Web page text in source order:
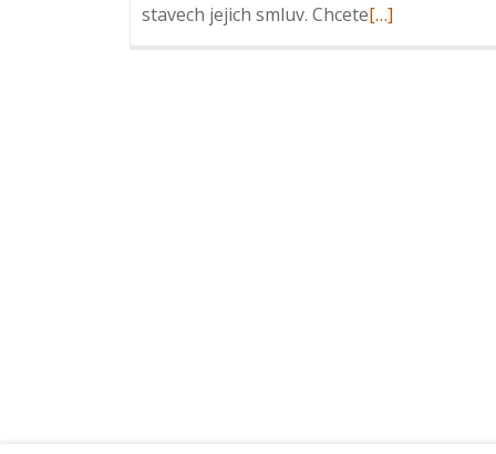
stavech jejich smluv. ChceteRead
[…]